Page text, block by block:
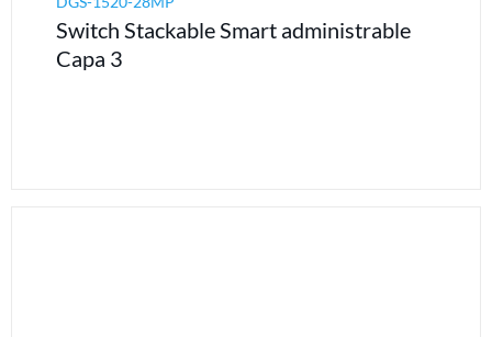
Switch Stackable Smart administrable
Capa 3